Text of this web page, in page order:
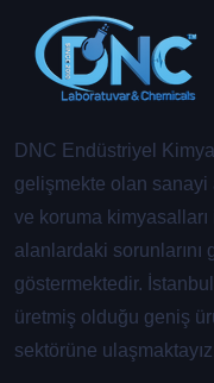
DNC Endüstriyel
gelişmekte olan sanayi
ve koruma kimyasalları
alanlardaki sorunlarını
göstermektedir.
üretmiş olduğu geniş
sektörüne